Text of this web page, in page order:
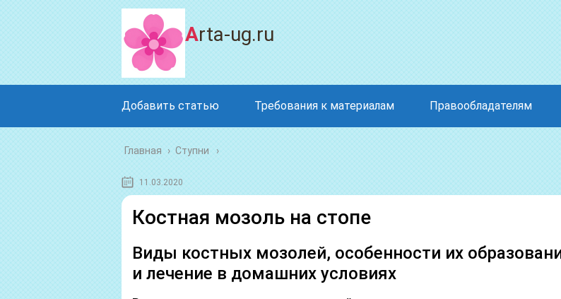
Arta-ug.ru
Добавить статью Требования к материалам Правообладателям
Главная › Ступни
11.03.2020
Костная мозоль на стопе
Виды костных мозолей, особенности их
и лечение в домашних условиях